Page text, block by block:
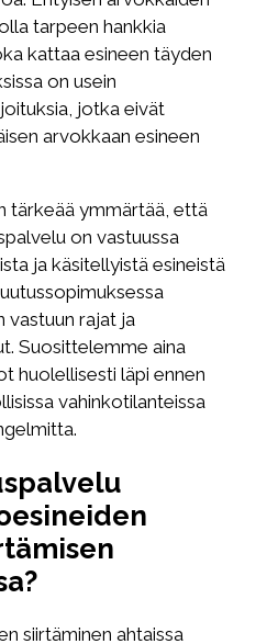
tarpeen hankkia
kattaa esineen täyden
on usein
jotka eivät
arvokkaan esineen
tärkeää ymmärtää, että
on vastuussa
ja käsitellyistä esineistä
vastuun rajat ja
Suosittelemme aina
huolellisesti läpi ennen
vahinkotilanteissa
siirtäminen ahtaissa